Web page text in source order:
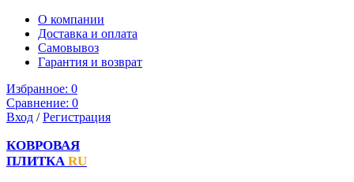
О компании
Доставка и оплата
Самовывоз
Гарантия и возврат
Избранное: 0
Сравнение: 0
Вход /Регистрация
КОВРОВАЯ
ПЛИТКА RU